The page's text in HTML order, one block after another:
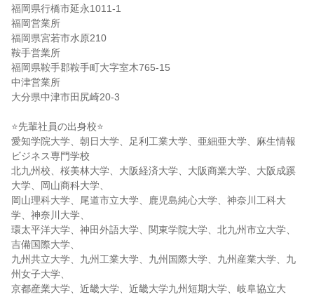
福岡県行橋市延永1011-1
福岡営業所
福岡県宮若市水原210
鞍手営業所
福岡県鞍手郡鞍手町大字室木765-15
中津営業所
大分県中津市田尻崎20-3
⭐先輩社員の出身校⭐
愛知学院大学、朝日大学、足利工業大学、亜細亜大学、麻生情報
ビジネス専門学校
北九州校、桜美林大学、大阪経済大学、大阪商業大学、大阪成蹊
大学、岡山商科大学、
岡山理科大学、尾道市立大学、鹿児島純心大学、神奈川工科大
学、神奈川大学、
環太平洋大学、神田外語大学、関東学院大学、北九州市立大学、
吉備国際大学、
九州共立大学、九州工業大学、九州国際大学、九州産業大学、九
州女子大学、
京都産業大学、近畿大学、近畿大学九州短期大学、岐阜協立大